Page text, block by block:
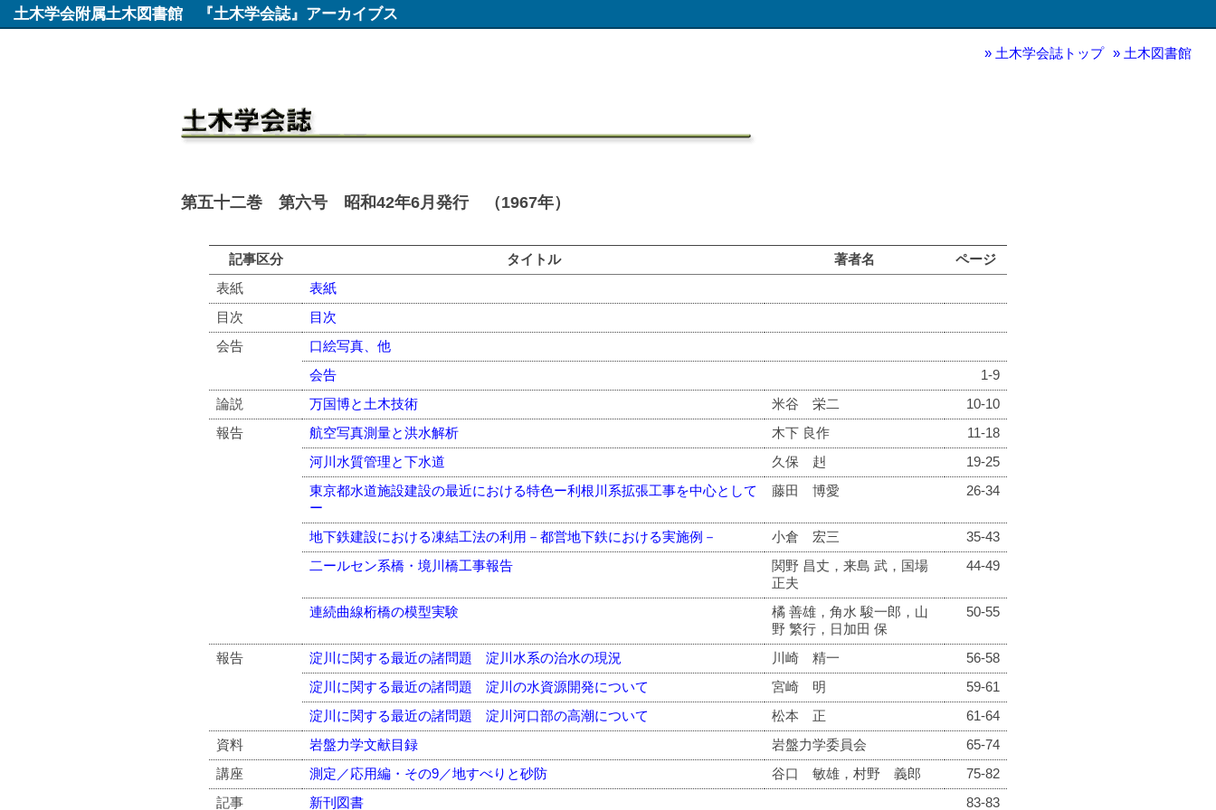
土木学会附属土木図書館 『土木学会誌』アーカイブス
土木学会誌トップ 土木図書館
第五十二巻 第六号 昭和42年6月発行 （1967年）
記事区分 タイトル 著者名
ページ
表紙
表紙
目次
目次
会告
口絵写真、他
会告
1-9
論説
万国博と土木技術 米谷 栄二
10-10
報告
航空写真測量と洪水解析 木下 良作
11-18
河川水質管理と下水道
久保 赳
19-25
東京都水道施設建設の最近における特色ー利根川系拡張工事を中心として
ー
藤田 博愛 26-34
地下鉄建設における凍結工法の利用－都営地下鉄における実施例－ 小倉 宏三
35-43
二ールセン系橋・境川橋工事報告
関野 昌丈，来島 武，国場
正夫
44-49
連続曲線桁橋の模型実験
橘 善雄，角水 駿一郎，山
野 繁行，日加田 保
50-55
報告 淀川に関する最近の諸問題 淀川水系の治水の現況 川崎 精一
56-58
淀川に関する最近の諸問題 淀川の水資源開発について
宮崎 明
59-61
淀川に関する最近の諸問題 淀川河口部の高潮について
松本 正
61-64
資料
岩盤力学文献目録 岩盤力学委員会
65-74
講座
測定／応用編・その9／地すべりと砂防 谷口 敏雄，村野 義郎
75-82
記事
新刊図書 83-83